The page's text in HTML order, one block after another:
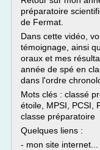
préparatoire
de Fermat.
Dans cette vidéo,
témoignage, ainsi
oraux et mes
année de spé en
dans l'ordre
Mots clés : classé
étoile, MPSI, PCSI,
classe préparatoire
Quelques liens :
- mon site internet...